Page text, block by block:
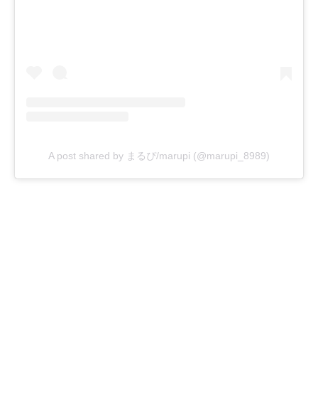
A post shared by まるぴ/marupi (@marupi_8989)